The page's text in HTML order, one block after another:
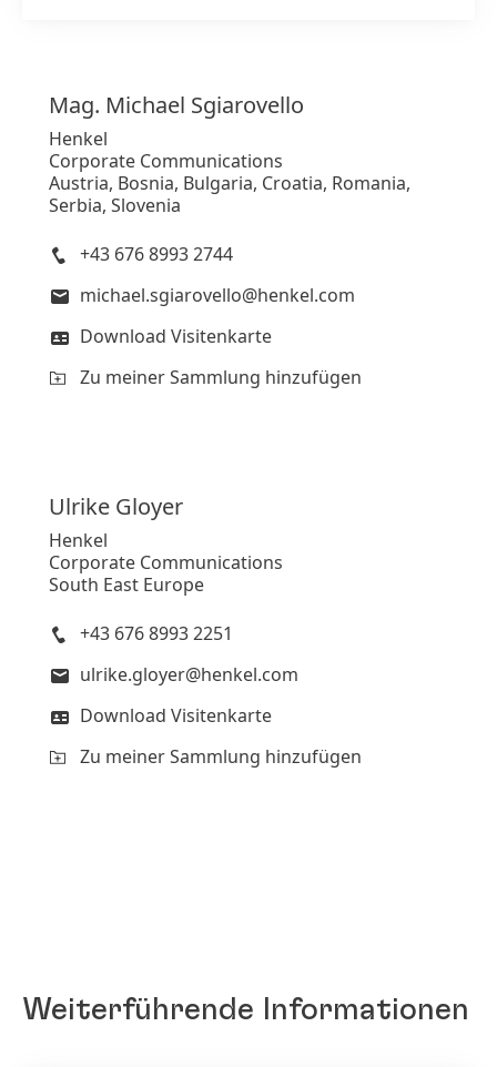
Mag. Michael Sgiarovello
Henkel
Corporate Communications
Austria, Bosnia, Bulgaria, Croatia, Romania,
Serbia, Slovenia
+43 676 8993 2744
michael.sgiarovello@henkel.com
Download Visitenkarte
Zu meiner Sammlung hinzufügen
Ulrike Gloyer
Henkel
Corporate Communications
South East Europe
+43 676 8993 2251
ulrike.gloyer@henkel.com
Download Visitenkarte
Zu meiner Sammlung hinzufügen
Weiterführende Informationen